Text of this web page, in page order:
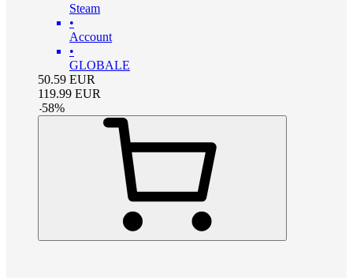
Steam
•
Account
•
GLOBALE
50.59 EUR
119.99 EUR
-58%